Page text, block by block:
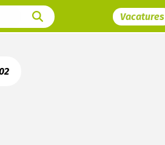
Vacatures